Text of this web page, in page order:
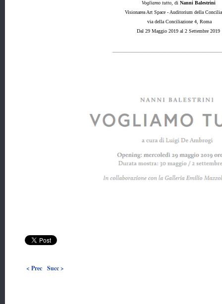
Vogliamo tutto, di Nanni Balestrini
Visionarea Art Space - Auditorium della
via della Conciliazione 4, Roma
Dal 29 Maggio 2019 al 2 Settembre 2019
< Prec Succ >